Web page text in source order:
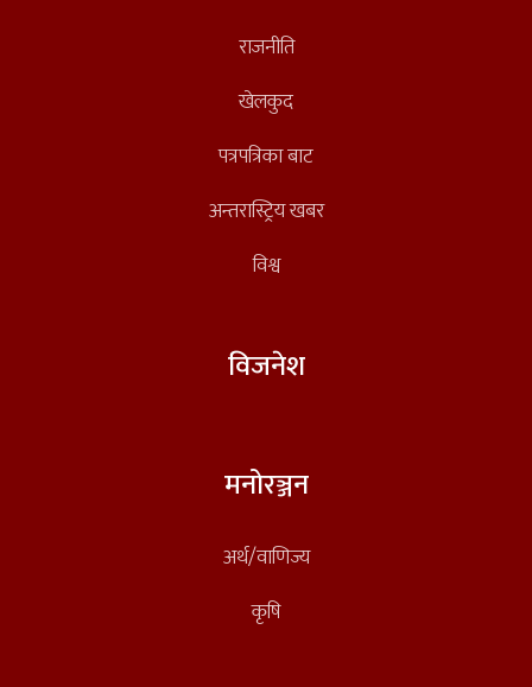
राजनीति
खेलकुद
पत्रपत्रिका बाट
अन्तरास्ट्रिय खबर
विश्व
विजनेश
मनोरञ्जन
अर्थ/वाणिज्य
कृषि